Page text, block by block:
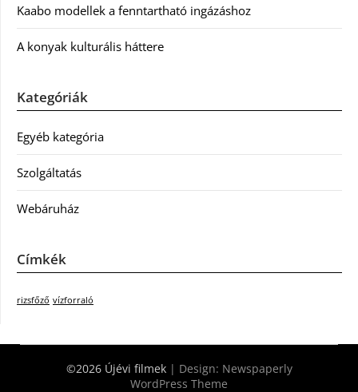
Kaabo modellek a fenntartható ingázáshoz
A konyak kulturális háttere
Kategóriák
Egyéb kategória
Szolgáltatás
Webáruház
Címkék
rizsfőző vízforraló
©2026 Újévi filmek | Design: Newspaperly
WordPress Theme